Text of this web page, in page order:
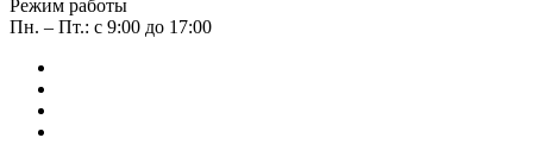
Режим работы
Пн. – Пт.: с 9:00 до 17:00